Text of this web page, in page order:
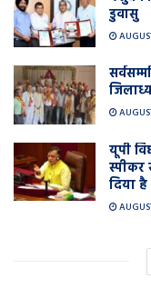
डुवासु
यूपी
स्पीकर
दिया